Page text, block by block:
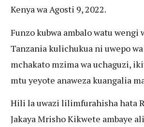
Kenya wa Agosti 9, 2022.
Funzo kubwa ambalo watu
Tanzania kulichukua ni uwepo
mchakato mzima wa uchaguzi,
mtu yeyote anaweza kuangalia
Hili la uwazi lilimfurahisha hata
Jakaya Mrisho Kikwete ambaye